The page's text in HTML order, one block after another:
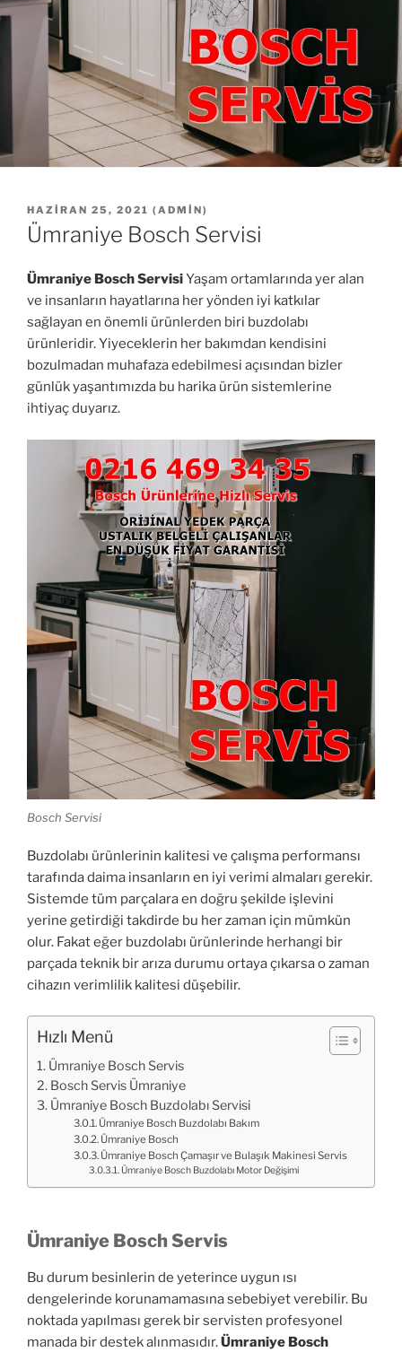
YAYIM
TARIHI
HAZIRAN 25, 2021 ( ADMIN)
Ümraniye Bosch Servisi
Ümraniye Bosch ServisiYaşam ortamlarında yer alan
ve insanların hayatlarına her yönden iyi katkılar
sağlayan en önemli ürünlerden biri buzdolabı
ürünleridir. Yiyeceklerin her bakımdan kendisini
bozulmadan muhafaza edebilmesi açısından bizler
günlük yaşantımızda bu harika ürün sistemlerine
ihtiyaç duyarız.
Bosch Servisi
Buzdolabı ürünlerinin kalitesi ve çalışma performansı
tarafında daima insanların en iyi verimi almaları gerekir.
Sistemde tüm parçalara en doğru şekilde işlevini
yerine getirdiği takdirde bu her zaman için mümkün
olur. Fakat eğer buzdolabı ürünlerinde herhangi bir
parçada teknik bir arıza durumu ortaya çıkarsa o zaman
cihazın verimlilik kalitesi düşebilir.
Hızlı Menü
Ümraniye Bosch Servis
Bosch Servis Ümraniye
Ümraniye Bosch Buzdolabı Servisi
Ümraniye Bosch Buzdolabı Bakım
Ümraniye Bosch
Ümraniye Bosch Çamaşır ve Bulaşık Makinesi Servis
Ümraniye Bosch Buzdolabı Motor Değişimi
Ümraniye Bosch Servis
Bu durum besinlerin de yeterince uygun ısı
dengelerinde korunamamasına sebebiyet verebilir. Bu
noktada yapılması gerek bir servisten profesyonel
manada bir destek alınmasıdır.Ümraniye Bosch